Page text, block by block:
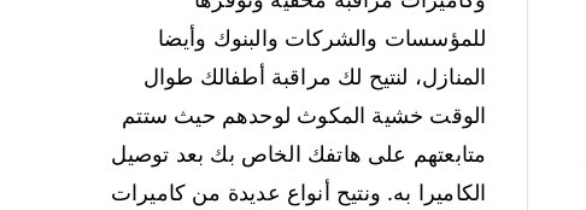
للمؤسسات والشركات والبنوك وأيضا
المنازل، لنتيح لك مراقبة أطفالك طوال
الوقت خشية المكوث لوحدهم حيث ستتم
متابعتهم على هاتفك الخاص بك بعد توصيل
الكاميرا به. ونتيح أنواع عديدة من كاميرات